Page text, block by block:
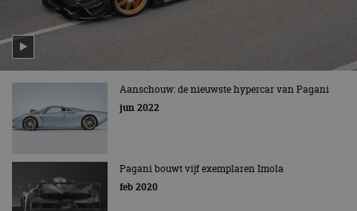
Aanschouw: de nieuwste hypercar van Pagani
jun 2022
Pagani bouwt vijf exemplaren Imola
feb 2020